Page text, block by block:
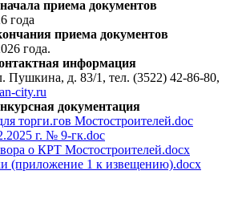
приема документов
года
приема документов
года.
информация
Пушкина, д. 83/1, тел. (3522) 42-86-80,
city.ru
документация
торги.гов Мостостроителей.doc
г. № 9-гк.doc
о КРТ Мостостроителей.docx
(приложение 1 к извещению).docx